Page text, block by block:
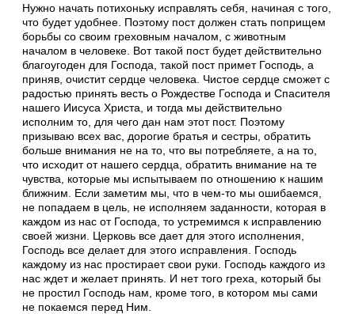
Нужно начать потихоньку исправлять себя, начиная с того,
что будет удобнее. Поэтому пост должен стать поприщем
борьбы со своим греховным началом, с животным
началом в человеке. Вот такой пост будет действительно
благоугоден для Господа, такой пост примет Господь, а
приняв, очистит сердце человека. Чистое сердце сможет с
радостью принять весть о Рождестве Господа и Спасителя
нашего Иисуса Христа, и тогда мы действительно
исполним то, для чего дан нам этот пост. Поэтому
призываю всех вас, дорогие братья и сестры, обратить
больше внимания не на то, что вы потребляете, а на то,
что исходит от нашего сердца, обратить внимание на те
чувства, которые мы испытываем по отношению к нашим
ближним. Если заметим мы, что в чем-то мы ошибаемся,
не попадаем в цель, не исполняем заданности, которая в
каждом из нас от Господа, то устремимся к исправлению
своей жизни. Церковь все дает для этого исполнения,
Господь все делает для этого исправления. Господь
каждому из нас простирает свои руки. Господь каждого из
нас ждет и желает принять. И нет того греха, который бы
не простил Господь нам, кроме того, в котором мы сами
не покаемся перед Ним.